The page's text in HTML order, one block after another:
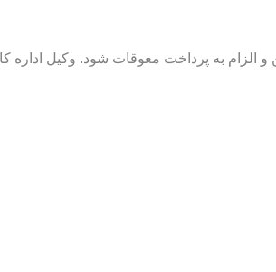
به پرداخت معوقات شود. وکیل اداره